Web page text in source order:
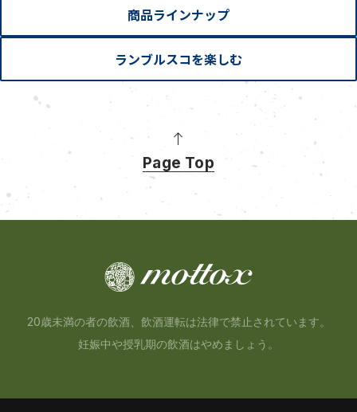
商品ラインナップ
ランブルスコを楽しむ
Page Top
20歳未満の者の飲酒、飲酒運転は法律で禁止されています。
妊娠中や授乳期の飲酒はやめましょう。